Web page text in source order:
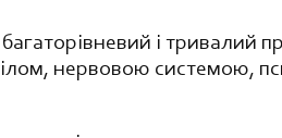
і тривалий
нервовою системою,